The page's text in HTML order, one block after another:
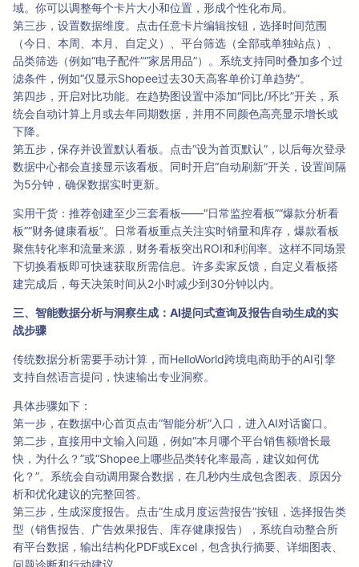
域。你可以调整每个卡片大小和位置，形成个性化布局。
第三步，设置数据维度。点击任意卡片编辑按钮，选择时间范围
（今日、本周、本月、自定义）、平台筛选（全部或单独站点）、
品类筛选（例如“电子配件”“家居用品”）。系统支持同时叠加多个过
滤条件，例如“仅显示Shopee过去30天高客单价订单趋势”。
第四步，开启对比功能。在趋势图设置中添加“同比/环比”开关，系
统会自动计算上月或去年同期数据，并用不同颜色高亮显示增长或
下降。
第五步，保存并设置默认看板。点击“设为首页默认”，以后每次登录
数据中心都会直接显示该看板。同时开启“自动刷新”开关，设置间隔
为5分钟，确保数据实时更新。
实用干货：推荐创建至少三套看板——“日常监控看板”“爆款分析看
板”“财务健康看板”。日常看板重点关注实时销量和库存，爆款看板
聚焦转化率和流量来源，财务看板突出ROI和利润率。这样不同场景
下切换看板即可快速获取所需信息。许多卖家反馈，自定义看板搭
建完成后，每天决策时间从2小时减少到30分钟以内。
三、智能数据分析与洞察生成：AI提问式查询及报告自动生成的实
战步骤
传统数据分析需要手动计算，而HelloWorld跨境电商助手的AI引擎
支持自然语言提问，快速输出专业洞察。
具体步骤如下：
第一步，在数据中心首页点击“智能分析”入口，进入AI对话窗口。
第二步，直接用中文输入问题，例如“本月哪个平台销售额增长最
快，为什么？”或“Shopee上哪些品类转化率最高，建议如何优
化？”。系统会自动调用聚合数据，在几秒内生成包含图表、原因分
析和优化建议的完整回答。
第三步，生成深度报告。点击“生成月度运营报告”按钮，选择报告类
型（销售报告、广告效果报告、库存健康报告），系统自动整合所
有平台数据，输出结构化PDF或Excel，包含执行摘要、详细图表、